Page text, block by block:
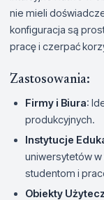
nie mieli
konfiguracja są
pracę i czerpać
Zastosowania:
Firmy i Biura:
produkcyjnych.
Instytucje
uniwersytetów
studentom i
Obiekty